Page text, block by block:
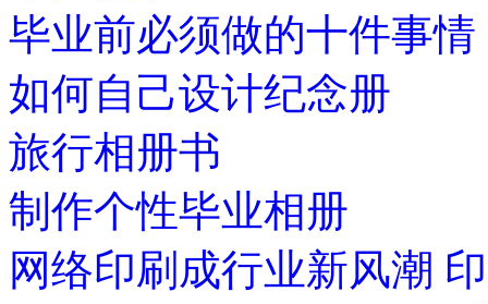
毕业前必须做的十件事情
如何自己设计纪念册
旅行相册书
制作个性毕业相册
网络印刷成行业新风潮